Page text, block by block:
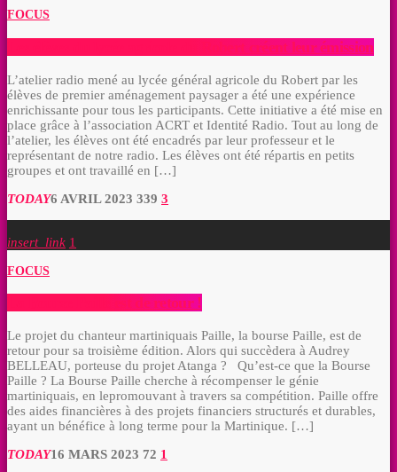
FOCUS
Les élèves du lycée agricole du Robert créent leur émission
L’atelier radio mené au lycée général agricole du Robert par les
élèves de premier aménagement paysager a été une expérience
enrichissante pour tous les participants. Cette initiative a été mise en
place grâce à l’association ACRT et Identité Radio. Tout au long de
l’atelier, les élèves ont été encadrés par leur professeur et le
représentant de notre radio. Les élèves ont été répartis en petits
groupes et ont travaillé en […]
TODAY6 AVRIL 2023 339 3
insert_link 1
FOCUS
La Bourse Paille est de retour !
Le projet du chanteur martiniquais Paille, la bourse Paille, est de
retour pour sa troisième édition. Alors qui succèdera à Audrey
BELLEAU, porteuse du projet Atanga ? Qu’est-ce que la Bourse
Paille ? La Bourse Paille cherche à récompenser le génie
martiniquais, en lepromouvant à travers sa compétition. Paille offre
des aides financières à des projets financiers structurés et durables,
ayant un bénéfice à long terme pour la Martinique. […]
TODAY16 MARS 2023 72 1